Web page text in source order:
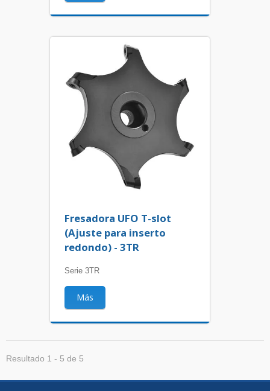
Fresadora UFO T-slot
(Ajuste para inserto
redondo) - 3TR
Serie 3TR
Más
Resultado 1 - 5 de 5